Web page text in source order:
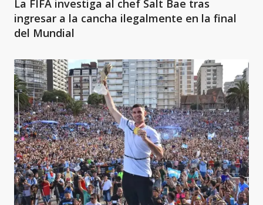
La FIFA investiga al chef Salt Bae tras
ingresar a la cancha ilegalmente en la final
del Mundial